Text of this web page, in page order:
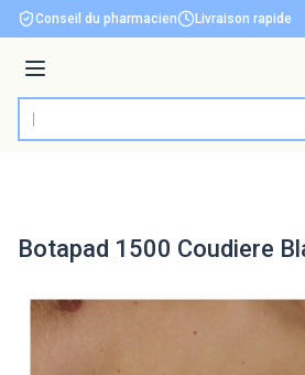
Aller au contenu
Conseil du pharmacien Livraison rapide
Menu
Rechercher
Botapad 1500 Coudiere